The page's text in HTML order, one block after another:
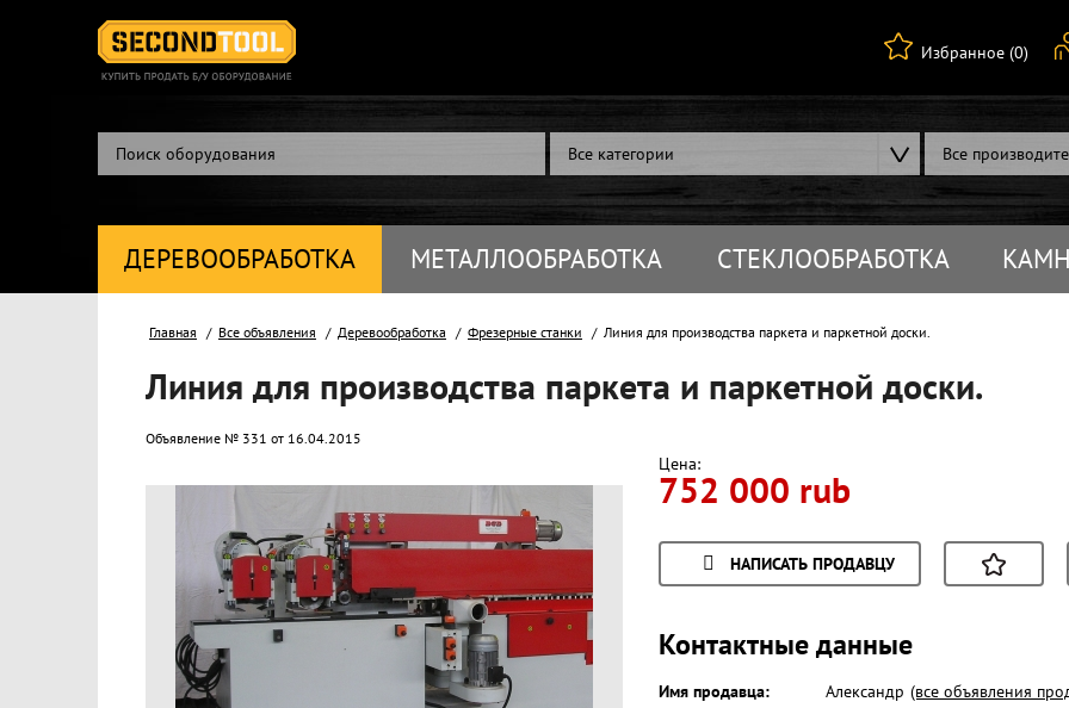
Избранное (0)
Все категории Все
ДЕРЕВООБРАБОТКА МЕТАЛЛООБРАБОТКА СТЕКЛООБРАБОТКА
Главная Все объявления Деревообработка Фрезерные станки Линия для производства паркета и паркетной доски.
Линия для производства паркета и паркетной доски.
Объявление № 331 от 16.04.2015
Цена:
752 000 rub
НАПИСАТЬ ПРОДАВЦУ
Контактные данные
Имя продавца: Александр (все объявления